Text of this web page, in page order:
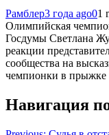
Рамблер3 года ago01
Олимпийская
Госдумы Светлана
реакции
сообщества на
чемпионки в прыжке
Навигация